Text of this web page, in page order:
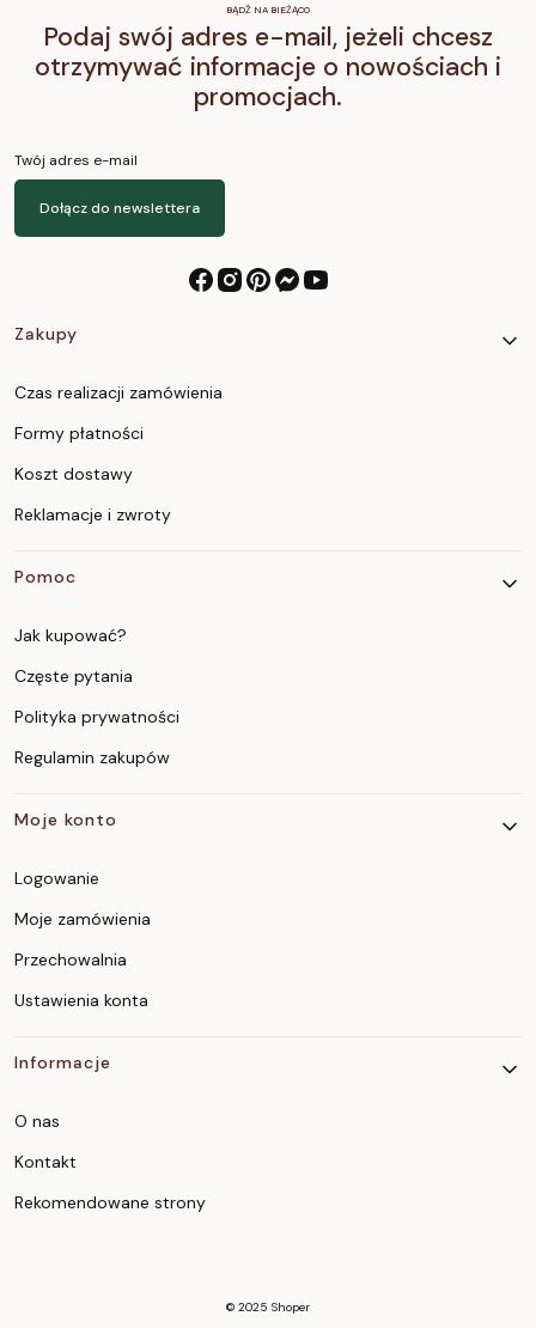
BĄDŹ NA BIEŻĄCO
Podaj swój adres e-mail, jeżeli chcesz
otrzymywać informacje o nowościach i
promocjach.
Twój adres e-mail
Dołącz do newslettera
Linki w stopce
Zakupy
Czas realizacji zamówienia
Formy płatności
Koszt dostawy
Reklamacje i zwroty
Pomoc
Jak kupować?
Częste pytania
Polityka prywatności
Regulamin zakupów
Moje konto
Logowanie
Moje zamówienia
Przechowalnia
Ustawienia konta
Informacje
O nas
Kontakt
Rekomendowane strony
© 2025 Shoper